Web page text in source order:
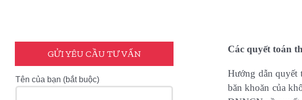
Các quyết toán
Hướng dẫn quyết
băn khoăn của
GỬI YÊU CẦU TƯ VẤN
Tên của bạn (bắt buộc)